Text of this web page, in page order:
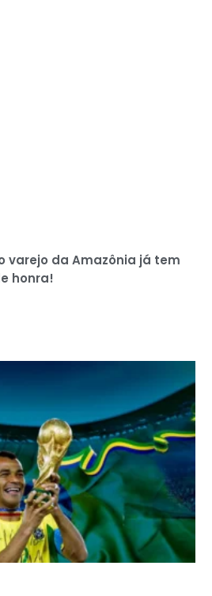
varejo da Amazônia já tem
honra!